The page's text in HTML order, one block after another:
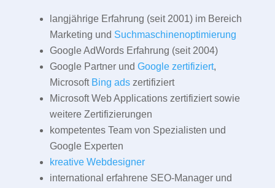
langjährige Erfahrung (seit 2001) im Bereich
Marketing und Suchmaschinenoptimierung
Google AdWords Erfahrung (seit 2004)
Google Partner und Google zertifiziert,
Microsoft Bing adszertifiziert
Microsoft Web Applications zertifiziert sowie
weitere Zertifizierungen
kompetentes Team von Spezialisten und
Google Experten
kreative Webdesigner
international erfahrene SEO-Manager und